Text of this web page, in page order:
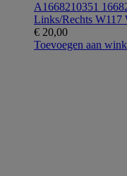
A1668210351
Links/Rechts
€ 20,00
Toevoegen aan